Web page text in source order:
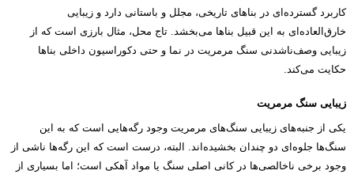
کاربرد گسترده‌ای در بناهای تاریخی، مجلل و باستانی دارد و زیبایی
خارق‌العاده‌ای به این قبیل بناها می‌بخشد. تاج محل، مثال بارزی است که از
زیبایی وصف‌ناشدنی سنگ مرمریت در نما و حتی دکوراسیون داخلی بناها
حکایت می‌کند.
زیبایی سنگ مرمریت
یکی از جنبه‌های زیبایی سنگ‌های مرمریت وجود رگه‌هایی است که به این
سنگ‌ها جلوه‌ای دو چندان بخشیده‌اند. البته، درست است که این رگه‌ها ناشی از
وجود برخی ناخالصی‌ها در کانی اصلی سنگ یا مواد آهکی است؛ اما بسیاری از